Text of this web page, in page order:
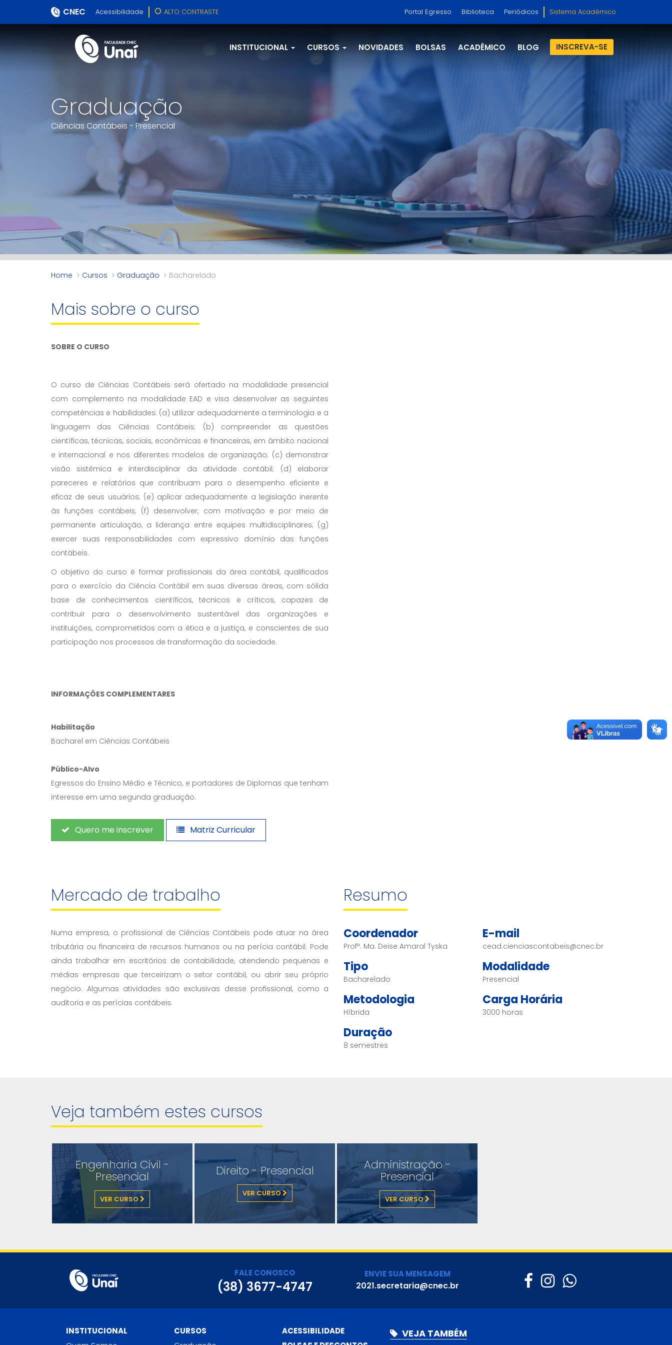
CNEC Acessibilidade ALTO CONTRASTE Portal Egresso Biblioteca Periódicos Sistema Acadêmico
INSTITUCIONAL CURSOS NOVIDADES BOLSAS ACADÊMICO BLOG INSCREVA-SE
Graduação
Ciências Contábeis - Presencial
Home Cursos Graduação Bacharelado
Mais sobre o curso
SOBRE O CURSO
O curso de Ciências Contábeis será ofertado na modalidade presencial
com complemento na modalidade EAD e visa desenvolver as seguintes
competências e habilidades: (a) utilizar adequadamente a terminologia e a
linguagem das Ciências Contábeis; (b) compreender as questões
científicas, técnicas, sociais, econômicas e financeiras, em âmbito nacional
e internacional e nos diferentes modelos de organização; (c) demonstrar
visão sistêmica e interdisciplinar da atividade contábil; (d) elaborar
pareceres e relatórios que contribuam para o desempenho eficiente e
eficaz de seus usuários; (e) aplicar adequadamente a legislação inerente
às funções contábeis; (f) desenvolver, com motivação e por meio de
permanente articulação, a liderança entre equipes multidisciplinares; (g)
exercer suas responsabilidades com expressivo domínio das funções
contábeis.
O objetivo do curso é formar profissionais da área contábil, qualificados
para o exercício da Ciência Contábil em suas diversas áreas, com sólida
base de conhecimentos científicos, técnicos e críticos, capazes de
contribuir para o desenvolvimento sustentável das organizações e
instituições, comprometidos com a ética e a justiça, e conscientes de sua
participação nos processos de transformação da sociedade.
INFORMAÇÕES COMPLEMENTARES
Habilitação
Bacharel em Ciências Contábeis
Público-Alvo
Egressos do Ensino Médio e Técnico, e portadores de Diplomas que tenham
interesse em uma segunda graduação.
Quero me inscrever Matriz Curricular
Mercado de trabalho
Numa empresa, o profissional de Ciências Contábeis pode atuar na área
tributária ou financeira de recursos humanos ou na perícia contábil. Pode
ainda trabalhar em escritórios de contabilidade, atendendo pequenas e
médias empresas que terceirizam o setor contábil, ou abrir seu próprio
negócio. Algumas atividades são exclusivas desse profissional, como a
auditoria e as perícias contábeis.
Resumo
Coordenador
Profª. Ma. Deise Amaral Tyska
E-mail
cead.cienciascontabeis@cnec.br
Tipo
Bacharelado
Modalidade
Presencial
Metodologia
Híbrida
Carga Horária
3000 horas
Duração
8 semestres
Veja também estes cursos
Engenharia Civil -
Presencial
VER CURSO
Direito - Presencial
VER CURSO
Administração -
Presencial
VER CURSO
FALE CONOSCO
(38) 3677-4747
ENVIE SUA MENSAGEM
2021.secretaria@cnec.br
INSTITUCIONAL
CURSOS
ACESSIBILIDADE
VEJA TAMBÉM